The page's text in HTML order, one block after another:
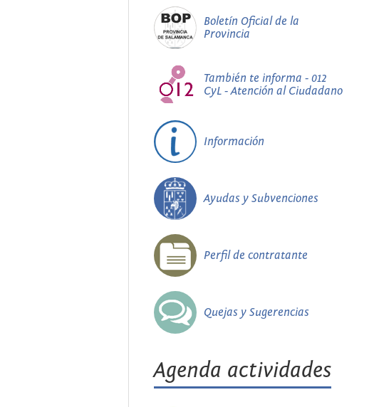
Boletín Oficial de la
Provincia
También te informa - 012
CyL - Atención al Ciudadano
Información
Ayudas y Subvenciones
Perfil de contratante
Quejas y Sugerencias
Agenda actividades